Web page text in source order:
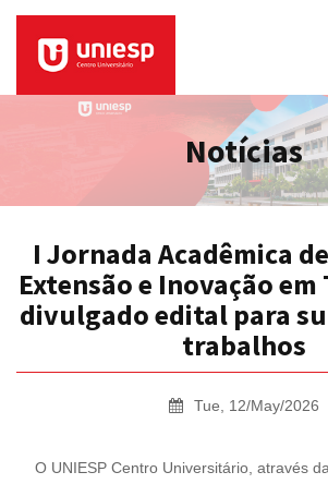
Notícias
I Jornada Acadêmica
Extensão e Inovação
divulgado edital para
trabalhos
Tue, 12/May/2026
O UNIESP Centro Universitário, através